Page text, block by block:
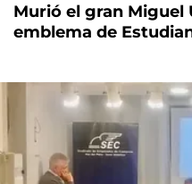
Murió el gran
emblema de